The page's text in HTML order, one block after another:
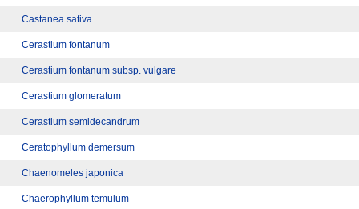
Castanea sativa
Cerastium fontanum
Cerastium fontanum subsp. vulgare
Cerastium glomeratum
Cerastium semidecandrum
Ceratophyllum demersum
Chaenomeles japonica
Chaerophyllum temulum